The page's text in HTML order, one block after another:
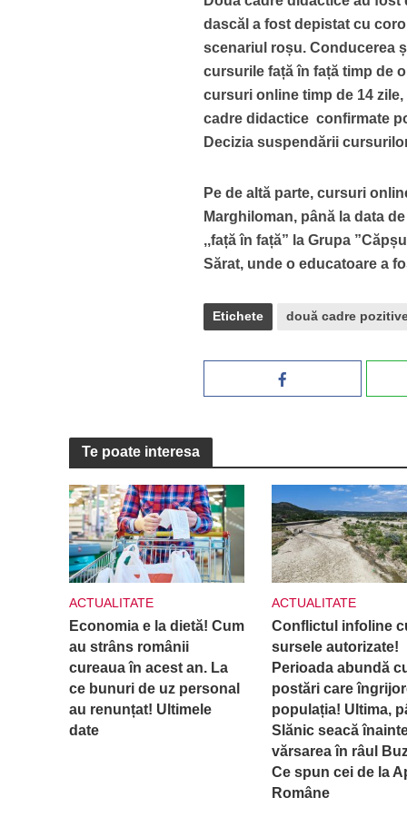
dascăl a fost depistat cu
scenariul roșu. Conducerea
cursurile față în față timp de
cursuri online timp de 14
cadre didactice confirmate
Decizia suspendării
Pe de altă parte, cursuri
Marghiloman, până la data
,,față în față” la Grupa
Sărat, unde o educatoare a
Etichete două cadre
Te poate interesa
ACTUALITATE
Economia e la dietă! Cum
au strâns românii
cureaua în acest an. La
ce bunuri de uz personal
au renunțat! Ultimele
date
ACTUALITATE
Conflictul infoline
sursele autorizate!
Perioada abundă
postări care
populația! Ultima,
Slănic seacă
vărsarea în râul
Ce spun cei de la
Române